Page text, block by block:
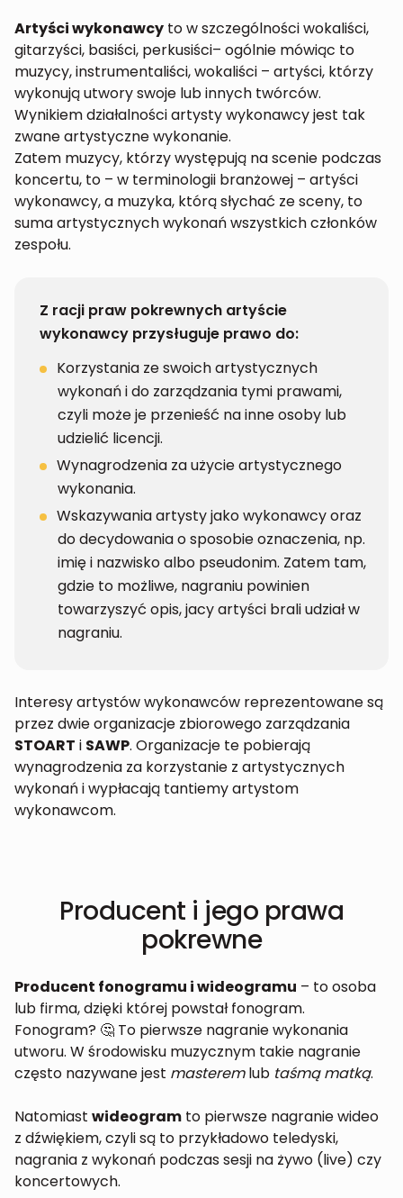
Artyści wykonawcy to w szczególności wokaliści,
gitarzyści, basiści, perkusiści– ogólnie mówiąc to
muzycy, instrumentaliści, wokaliści – artyści, którzy
wykonują utwory swoje lub innych twórców.
Wynikiem działalności artysty wykonawcy jest tak
zwane artystyczne wykonanie.
Zatem muzycy, którzy występują na scenie podczas
koncertu, to – w terminologii branżowej – artyści
wykonawcy, a muzyka, którą słychać ze sceny, to
suma artystycznych wykonań wszystkich członków
zespołu.
Z racji praw pokrewnych artyście
wykonawcy przysługuje prawo do:
Korzystania ze swoich artystycznych
wykonań i do zarządzania tymi prawami,
czyli może je przenieść na inne osoby lub
udzielić licencji.
Wynagrodzenia za użycie artystycznego
wykonania.
Wskazywania artysty jako wykonawcy oraz
do decydowania o sposobie oznaczenia, np.
imię i nazwisko albo pseudonim. Zatem tam,
gdzie to możliwe, nagraniu powinien
towarzyszyć opis, jacy artyści brali udział w
nagraniu.
Interesy artystów wykonawców reprezentowane są
przez dwie organizacje zbiorowego zarządzania
STOART i SAWP. Organizacje te pobierają
wynagrodzenia za korzystanie z artystycznych
wykonań i wypłacają tantiemy artystom
wykonawcom.
Producent i jego prawa
pokrewne
Producent fonogramu i wideogramu – to osoba
lub firma, dzięki której powstał fonogram.
Fonogram? 🤔 To pierwsze nagranie wykonania
utworu. W środowisku muzycznym takie nagranie
często nazywane jest masteremlub taśmą matką.
Natomiast wideogram to pierwsze nagranie wideo
z dźwiękiem, czyli są to przykładowo teledyski,
nagrania z wykonań podczas sesji na żywo (live) czy
koncertowych.